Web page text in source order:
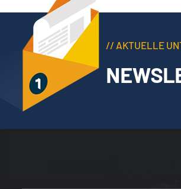
// AKTUELLE